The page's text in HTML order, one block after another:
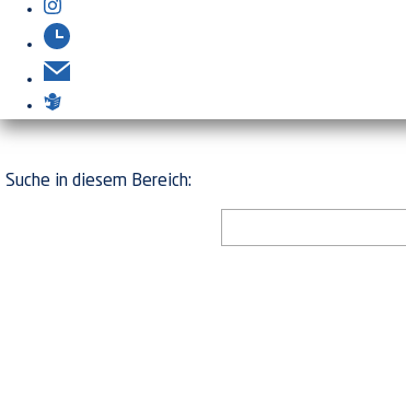
Suche in diesem Bereich: